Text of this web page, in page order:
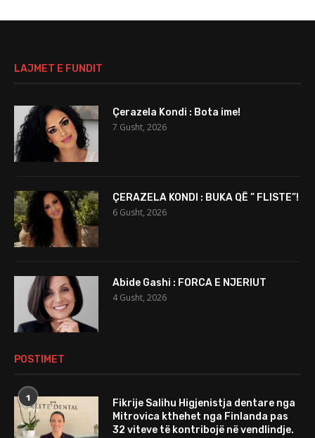
LAJMET E FUNDIT
Çerazela Kondi : Bota ime!
7 Gusht, 2026
ÇERAZELA KONDI : BUKA QË ” FLISTE”!
6 Gusht, 2026
Abide Gashi : FORCA E NJERIUT
4 Gusht, 2026
POSTIMET
1
Fikrije Salihu Higjenistja dentare nga
Mitrovica kthehet nga Finlanda pas
32 viteve të kontribojë në vendlindje.